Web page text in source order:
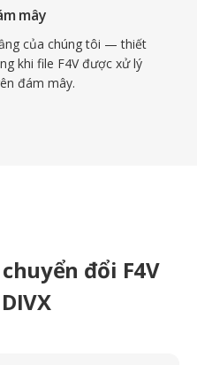
mây
của chúng tôi — thiết
khi file F4V được xử lý
đám mây.
đổi F4V